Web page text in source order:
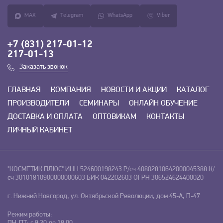
MAX Telegram WhatsApp Viber
+7 (831) 217-01-12
217-01-13
Заказать звонок
ГЛАВНАЯ КОМПАНИЯ НОВОСТИ И АКЦИИ
КАТАЛОГ
ПРОИЗВОДИТЕЛИ
СЕМИНАРЫ
ОНЛАЙН ОБУЧЕНИЕ
ДОСТАВКА И ОПЛАТА
ОПТОВИКАМ
КОНТАКТЫ
ЛИЧНЫЙ КАБИНЕТ
"КОСМЕТИК ПЛЮС" ИНН 524600198243 Р/сч 40802810642000045388 К/
сч 30101810900000000603 БИК 042202603 ОГРН 306524624400020
г. Нижний Новгород, ул. Октябрьской Революции, дом 45-А, П-47
Режим работы: